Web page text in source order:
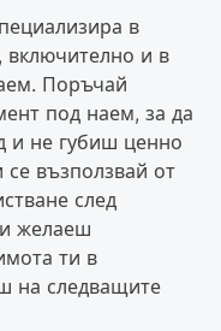
в
включително и в
Поръчай
под наем, за да
и не губиш ценно
възползвай от
след
желаеш
ти в
на следващите